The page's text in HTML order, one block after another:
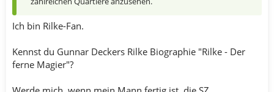
Ich bin Rilke-Fan.
Kennst du Gunnar Deckers Rilke Biographie "Rilke - Der
ferne Magier"?